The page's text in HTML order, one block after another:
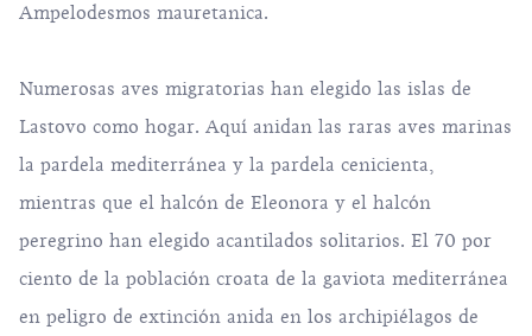
Ampelodesmos mauretanica.
Numerosas aves migratorias han elegido las islas de
Lastovo como hogar. Aquí anidan las raras aves marinas
la pardela mediterránea y la pardela cenicienta,
mientras que el halcón de Eleonora y el halcón
peregrino han elegido acantilados solitarios. El 70 por
ciento de la población croata de la gaviota mediterránea
en peligro de extinción anida en los archipiélagos de